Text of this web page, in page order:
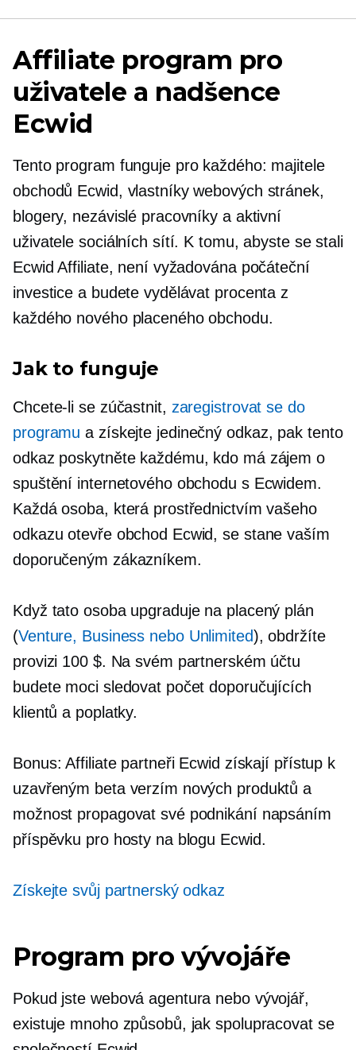
Affiliate program pro
uživatele a nadšence
Ecwid
Tento program funguje pro každého: majitele
obchodů Ecwid, vlastníky webových stránek,
blogery, nezávislé pracovníky a aktivní
uživatele sociálních sítí. K tomu, abyste se stali
Ecwid Affiliate, není vyžadována počáteční
investice a budete vydělávat procenta z
každého nového placeného obchodu.
Jak to funguje
Chcete-li se zúčastnit, zaregistrovat se do
programu a získejte jedinečný odkaz, pak tento
odkaz poskytněte každému, kdo má zájem o
spuštění internetového obchodu s Ecwidem.
Každá osoba, která prostřednictvím vašeho
odkazu otevře obchod Ecwid, se stane vaším
doporučeným zákazníkem.
Když tato osoba upgraduje na placený plán
(Venture, Business nebo Unlimited), obdržíte
provizi 100 $. Na svém partnerském účtu
budete moci sledovat počet doporučujících
klientů a poplatky.
Bonus: Affiliate partneři Ecwid získají přístup k
uzavřeným beta verzím nových produktů a
možnost propagovat své podnikání napsáním
příspěvku pro hosty na blogu Ecwid.
Získejte svůj partnerský odkaz
Program pro vývojáře
Pokud jste webová agentura nebo vývojář,
existuje mnoho způsobů, jak spolupracovat se